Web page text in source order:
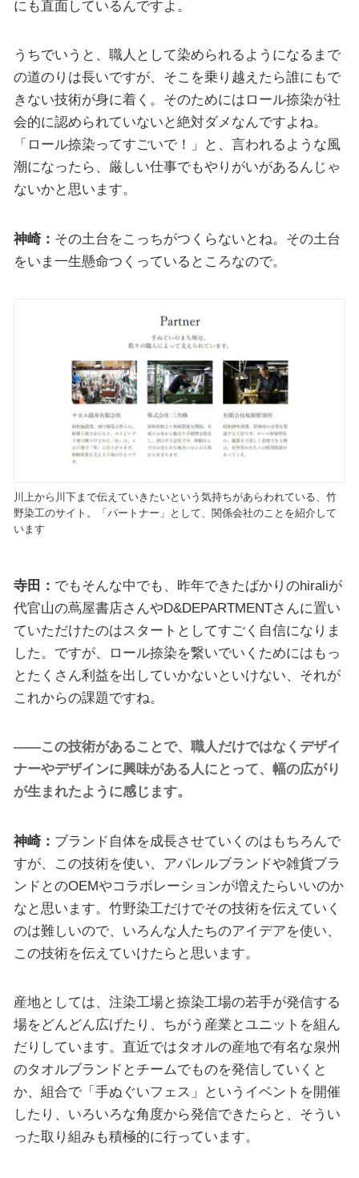
にも直面しているんですよ。
うちでいうと、職人として染められるようになるまで
の道のりは長いですが、そこを乗り越えたら誰にもで
きない技術が身に着く。そのためにはロール捺染が社
会的に認められていないと絶対ダメなんですよね。
「ロール捺染ってすごいで！」と、言われるような風
潮になったら、厳しい仕事でもやりがいがあるんじゃ
ないかと思います。
神崎： その土台をこっちがつくらないとね。その土台
をいま一生懸命つくっているところなので。
川上から川下まで伝えていきたいという気持ちがあらわれている、竹
野染工のサイト。「パートナー」として、関係会社のことを紹介して
います
寺田： でもそんな中でも、昨年できたばかりのhiraliが
代官山の蔦屋書店さんやD&DEPARTMENTさんに置い
ていただけたのはスタートとしてすごく自信になりま
した。ですが、ロール捺染を繋いでいくためにはもっ
とたくさん利益を出していかないといけない、それが
これからの課題ですね。
――この技術があることで、職人だけではなくデザイ
ナーやデザインに興味がある人にとって、幅の広がり
が生まれたように感じます。
神崎： ブランド自体を成長させていくのはもちろんで
すが、この技術を使い、アパレルブランドや雑貨ブラ
ンドとのOEMやコラボレーションが増えたらいいのか
なと思います。竹野染工だけでその技術を伝えていく
のは難しいので、いろんな人たちのアイデアを使い、
この技術を伝えていけたらと思います。
産地としては、注染工場と捺染工場の若手が発信する
場をどんどん広げたり、ちがう産業とユニットを組ん
だりしています。直近ではタオルの産地で有名な泉州
のタオルブランドとチームでものを発信していくと
か、組合で「手ぬぐいフェス」というイベントを開催
したり、いろいろな角度から発信できたらと、そうい
った取り組みも積極的に行っています。